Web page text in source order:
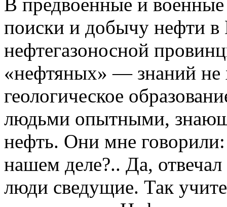
поиски и добычу нефти в
нефтегазоносной
«нефтяных» — знаний не
геологическое
людьми опытными,
нефть. Они мне
нашем деле?.. Да,
люди сведущие. Так